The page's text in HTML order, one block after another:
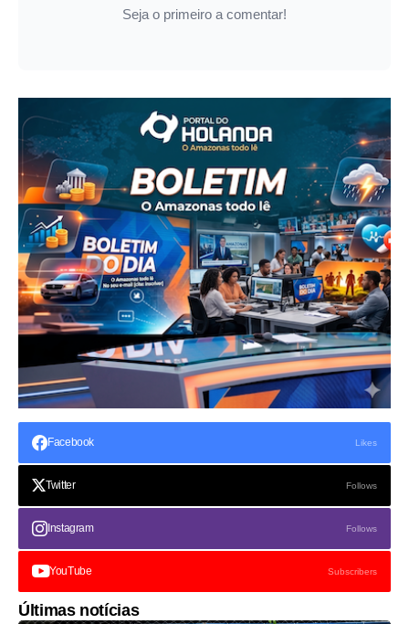
Seja o primeiro a comentar!
Facebook Likes
Twitter Follows
Instagram Follows
YouTube Subscribers
Últimas notícias